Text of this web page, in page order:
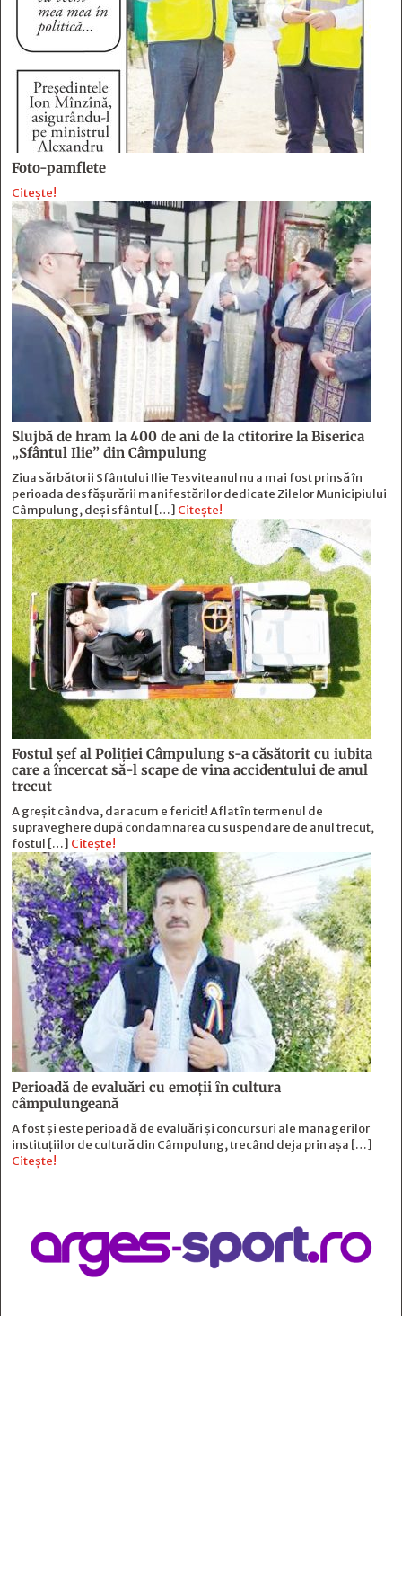
Foto-pamflete
Citește!
Slujbă de hram la 400 de ani de la ctitorire la Biserica
„Sfântul Ilie” din Câmpulung
Ziua sărbătorii Sfântului Ilie Tesviteanul nu a mai fost prinsă în
perioada desfășurării manifestărilor dedicate Zilelor Municipiului
Câmpulung, deși sfântul […] Citește!
Fostul şef al Poliţiei Câmpulung s-a căsătorit cu iubita
care a încercat să-l scape de vina accidentului de anul
trecut
A greșit cândva, dar acum e fericit! Aflat în termenul de
supraveghere după condamnarea cu suspendare de anul trecut,
fostul […] Citește!
Perioadă de evaluări cu emoţii în cultura
câmpulungeană
A fost și este perioadă de evaluări și concursuri ale managerilor
instituțiilor de cultură din Câmpulung, trecând deja prin așa […]
Citește!